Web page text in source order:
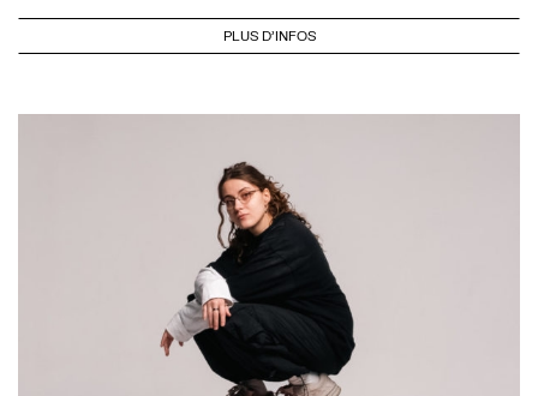
PLUS D'INFOS